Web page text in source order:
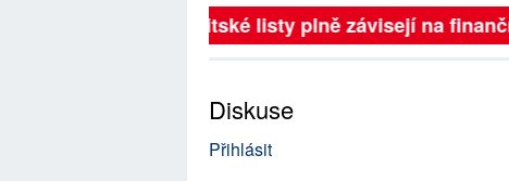
Britské listy plně závisejí na
Diskuse
Přihlásit